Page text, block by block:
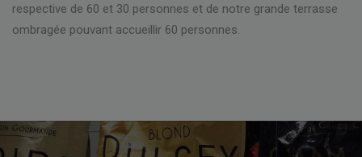
respective de 60 et 30 personnes et de notre grande terrasse
ombragée pouvant accueillir 60 personnes.